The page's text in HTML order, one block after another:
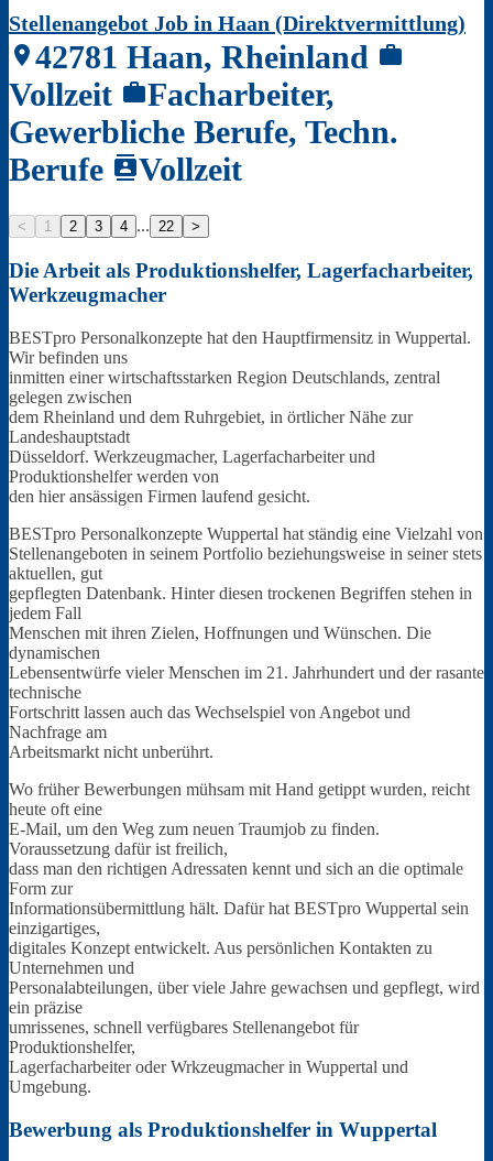
Stellenangebot Job in Haan (Direktvermittlung)
location_on 42781 Haan, Rheinland work
Vollzeit workFacharbeiter,
Gewerbliche Berufe, Techn.
Berufe contactsVollzeit
< 1 2 3 4 ... 22 >
Die Arbeit als Produktionshelfer, Lagerfacharbeiter,
Werkzeugmacher
BESTpro Personalkonzepte hat den Hauptfirmensitz in Wuppertal.
Wir befinden uns
inmitten einer wirtschaftsstarken Region Deutschlands, zentral
gelegen zwischen
dem Rheinland und dem Ruhrgebiet, in örtlicher Nähe zur
Landeshauptstadt
Düsseldorf. Werkzeugmacher, Lagerfacharbeiter und
Produktionshelfer werden von
den hier ansässigen Firmen laufend gesicht.
BESTpro Personalkonzepte Wuppertal hat ständig eine Vielzahl von
Stellenangeboten in seinem Portfolio beziehungsweise in seiner stets
aktuellen, gut
gepflegten Datenbank. Hinter diesen trockenen Begriffen stehen in
jedem Fall
Menschen mit ihren Zielen, Hoffnungen und Wünschen. Die
dynamischen
Lebensentwürfe vieler Menschen im 21. Jahrhundert und der rasante
technische
Fortschritt lassen auch das Wechselspiel von Angebot und
Nachfrage am
Arbeitsmarkt nicht unberührt.
Wo früher Bewerbungen mühsam mit Hand getippt wurden, reicht
heute oft eine
E-Mail, um den Weg zum neuen Traumjob zu finden.
Voraussetzung dafür ist freilich,
dass man den richtigen Adressaten kennt und sich an die optimale
Form zur
Informationsübermittlung hält. Dafür hat BESTpro Wuppertal sein
einzigartiges,
digitales Konzept entwickelt. Aus persönlichen Kontakten zu
Unternehmen und
Personalabteilungen, über viele Jahre gewachsen und gepflegt, wird
ein präzise
umrissenes, schnell verfügbares Stellenangebot für
Produktionshelfer,
Lagerfacharbeiter oder Wrkzeugmacher in Wuppertal und
Umgebung.
Bewerbung als Produktionshelfer in Wuppertal